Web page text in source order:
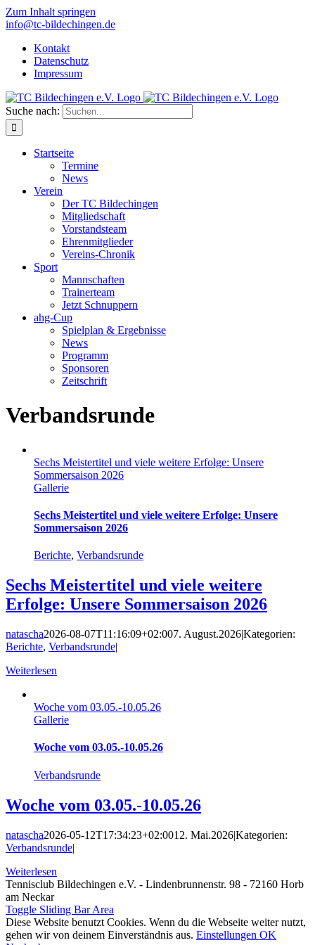
Zum Inhalt springen
info@tc-bildechingen.de
Kontakt
Datenschutz
Impressum
Suche nach:
Startseite
Termine
News
Verein
Der TC Bildechingen
Mitgliedschaft
Vorstandsteam
Ehrenmitglieder
Vereins-Chronik
Sport
Mannschaften
Trainerteam
Jetzt Schnuppern
ahg-Cup
Spielplan & Ergebnisse
News
Programm
Sponsoren
Zeitschrift
Verbandsrunde
Sechs Meistertitel und viele weitere Erfolge: Unsere
Sommersaison 2026
Gallerie
Sechs Meistertitel und viele weitere Erfolge: Unsere
Sommersaison 2026
Berichte, Verbandsrunde
Sechs Meistertitel und viele weitere
Erfolge: Unsere Sommersaison 2026
natascha2026-08-07T11:16:09+02:007. August.2026|Kategorien:
Berichte, Verbandsrunde|
Weiterlesen
Woche vom 03.05.-10.05.26
Gallerie
Woche vom 03.05.-10.05.26
Verbandsrunde
Woche vom 03.05.-10.05.26
natascha2026-05-12T17:34:23+02:0012. Mai.2026|Kategorien:
Verbandsrunde|
Weiterlesen
Tennisclub Bildechingen e.V. - Lindenbrunnenstr. 98 - 72160 Horb
am Neckar
Toggle Sliding Bar Area
Diese Website benutzt Cookies. Wenn du die Webseite weiter nutzt,
gehen wir von deinem Einverständnis aus. Einstellungen OK